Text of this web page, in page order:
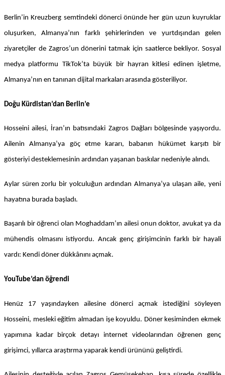
Berlin’in Kreuzberg semtindeki dönerci önünde her gün uzun kuyruklar
oluşurken, Almanya’nın farklı şehirlerinden ve yurtdışından gelen
ziyaretçiler de Zagros’un dönerini tatmak için saatlerce bekliyor. Sosyal
medya platformu TikTok’ta büyük bir hayran kitlesi edinen işletme,
Almanya’nın en tanınan dijital markaları arasında gösteriliyor.
Doğu Kürdistan’dan Berlin’e
Hosseini ailesi, İran’ın batısındaki Zagros Dağları bölgesinde yaşıyordu.
Ailenin Almanya’ya göç etme kararı, babanın hükümet karşıtı bir
gösteriyi desteklemesinin ardından yaşanan baskılar nedeniyle alındı.
Aylar süren zorlu bir yolculuğun ardından Almanya’ya ulaşan aile, yeni
hayatına burada başladı.
Başarılı bir öğrenci olan Moghaddam’ın ailesi onun doktor, avukat ya da
mühendis olmasını istiyordu. Ancak genç girişimcinin farklı bir hayali
vardı: Kendi döner dükkânını açmak.
YouTube’dan öğrendi
Henüz 17 yaşındayken ailesine dönerci açmak istediğini söyleyen
Hosseini, mesleki eğitim almadan işe koyuldu. Döner kesiminden ekmek
yapımına kadar birçok detayı internet videolarından öğrenen genç
girişimci, yıllarca araştırma yaparak kendi ürününü geliştirdi.